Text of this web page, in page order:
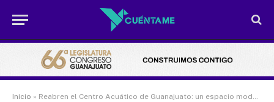
Inicio » Reabren el Centro Acuático de Guanajuato: un espacio moderno que beneficiará a más de 72 mil personas